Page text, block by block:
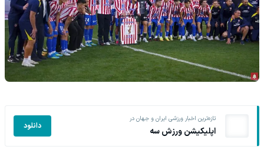
تازه‌ترین اخبار ورزشی ایران و جهان در
اپلیکیشن ورزش سه دانلود